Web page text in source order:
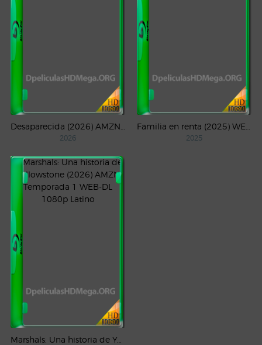
2026 2025
Marshals: Una historia de Yellowstone (2026) AMZN Temporada 1 WEB-DL 1080p Latino